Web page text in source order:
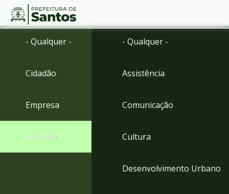
Ir
menu
para
Conteúdo
- Qualquer -
Cidadão
Empresa
Servidor
- Qualquer -
Assistência
Comunicação
Cultura
Desenvolvimento Urbano